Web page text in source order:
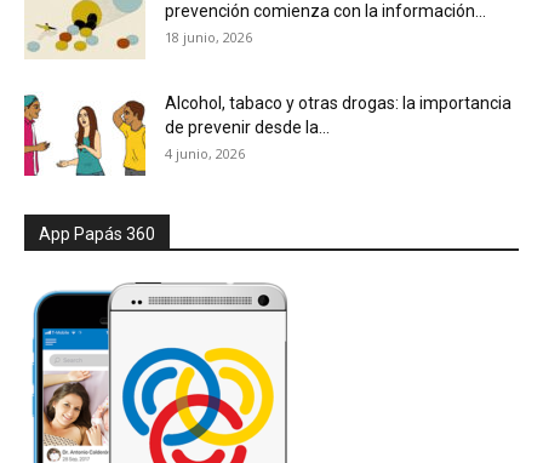
prevención comienza con la información...
18 junio, 2026
Alcohol, tabaco y otras drogas: la importancia
de prevenir desde la...
4 junio, 2026
App Papás 360